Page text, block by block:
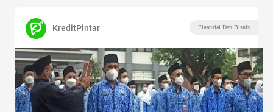
KreditPintar Finansial Dan Bisnis